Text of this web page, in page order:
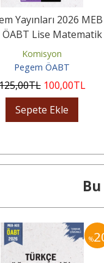
Yayınları 2026 MEB
ÖABT Lise Matematik
Tamamı...
Komisyon
Pegem ÖABT
,00TL 100,00TL
Sepete Ekle
%